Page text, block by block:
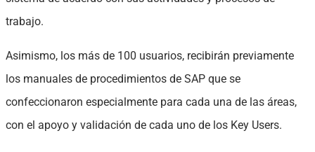
trabajo.
Asimismo, los más de 100 usuarios, recibirán previamente
los manuales de procedimientos de SAP que se
confeccionaron especialmente para cada una de las áreas,
con el apoyo y validación de cada uno de los Key Users.